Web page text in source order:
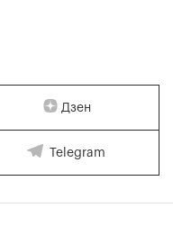
Дзен
Telegram